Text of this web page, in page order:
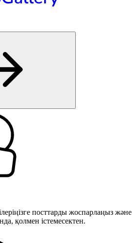
посттарды жоспарлаңыз және
қолмен істемесектен.